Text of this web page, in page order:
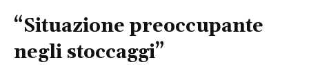
“Situazione preoccupante
negli stoccaggi”